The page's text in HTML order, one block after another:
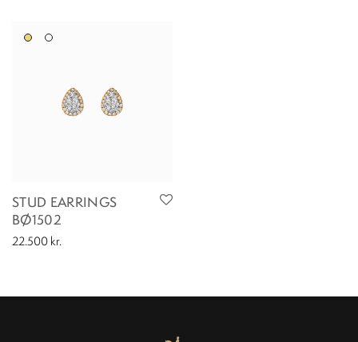
STUD EARRINGS
BØ1502
22.500 kr.